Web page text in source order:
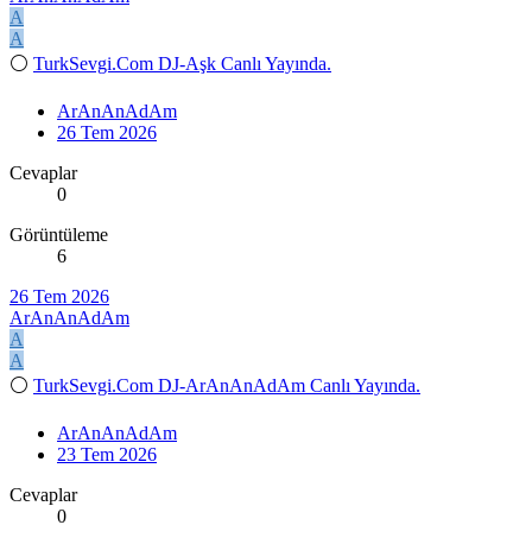
A
A
⚪ TurkSevgi.Com DJ-Aşk Canlı Yayında.
ArAnAnAdAm
26 Tem 2026
Cevaplar
0
Görüntüleme
6
26 Tem 2026
ArAnAnAdAm
A
A
⚪ TurkSevgi.Com DJ-ArAnAnAdAm Canlı Yayında.
ArAnAnAdAm
23 Tem 2026
Cevaplar
0